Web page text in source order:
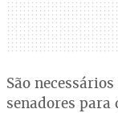
São
senadores para